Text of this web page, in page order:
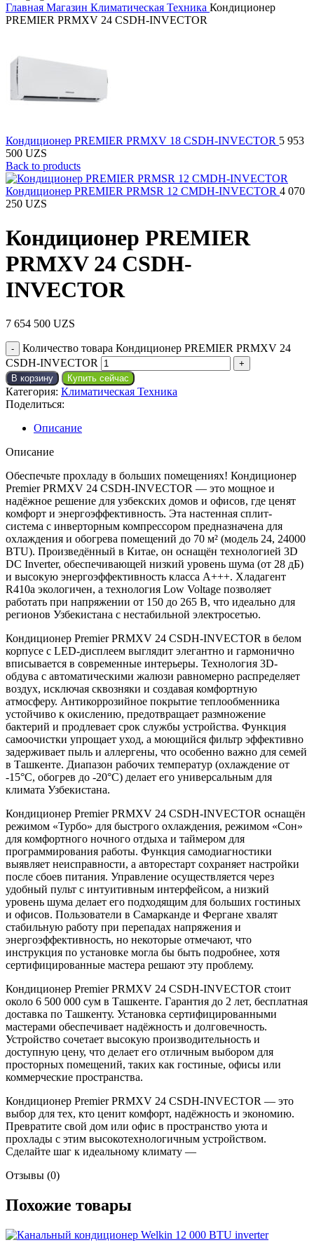
Главная Магазин Климатическая Техника Кондиционер
PREMIER PRMXV 24 CSDH-INVECTOR
Кондиционер PREMIER PRMXV 18 CSDH-INVECTOR 5 953
500 UZS
Back to products
Кондиционер PREMIER PRMSR 12 CMDH-INVECTOR 4 070
250 UZS
Кондиционер PREMIER
PRMXV 24 CSDH-
INVECTOR
7 654 500 UZS
Количество товара Кондиционер PREMIER PRMXV 24
CSDH-INVECTOR
В корзину Купить сейчас
Категория: Климатическая Техника
Поделиться:
Описание
Описание
Обеспечьте прохладу в больших помещениях! Кондиционер
Premier PRMXV 24 CSDH-INVECTOR — это мощное и
надёжное решение для узбекских домов и офисов, где ценят
комфорт и энергоэффективность. Эта настенная сплит-
система с инверторным компрессором предназначена для
охлаждения и обогрева помещений до 70 м² (модель 24, 24000
BTU). Произведённый в Китае, он оснащён технологией 3D
DC Inverter, обеспечивающей низкий уровень шума (от 28 дБ)
и высокую энергоэффективность класса A+++. Хладагент
R410a экологичен, а технология Low Voltage позволяет
работать при напряжении от 150 до 265 В, что идеально для
регионов Узбекистана с нестабильной электросетью.
Кондиционер Premier PRMXV 24 CSDH-INVECTOR в белом
корпусе с LED-дисплеем выглядит элегантно и гармонично
вписывается в современные интерьеры. Технология 3D-
обдува с автоматическими жалюзи равномерно распределяет
воздух, исключая сквозняки и создавая комфортную
атмосферу. Антикоррозийное покрытие теплообменника
устойчиво к окислению, предотвращает размножение
бактерий и продлевает срок службы устройства. Функция
самоочистки упрощает уход, а моющийся фильтр эффективно
задерживает пыль и аллергены, что особенно важно для семей
в Ташкенте. Диапазон рабочих температур (охлаждение от
-15°C, обогрев до -20°C) делает его универсальным для
климата Узбекистана.
Кондиционер Premier PRMXV 24 CSDH-INVECTOR оснащён
режимом «Турбо» для быстрого охлаждения, режимом «Сон»
для комфортного ночного отдыха и таймером для
программирования работы. Функция самодиагностики
выявляет неисправности, а авторестарт сохраняет настройки
после сбоев питания. Управление осуществляется через
удобный пульт с интуитивным интерфейсом, а низкий
уровень шума делает его подходящим для больших гостиных
и офисов. Пользователи в Самарканде и Фергане хвалят
стабильную работу при перепадах напряжения и
энергоэффективность, но некоторые отмечают, что
инструкция по установке могла бы быть подробнее, хотя
сертифицированные мастера решают эту проблему.
Кондиционер Premier PRMXV 24 CSDH-INVECTOR стоит
около 6 500 000 сум в Ташкенте. Гарантия до 2 лет, бесплатная
доставка по Ташкенту. Установка сертифицированными
мастерами обеспечивает надёжность и долговечность.
Устройство сочетает высокую производительность и
доступную цену, что делает его отличным выбором для
просторных помещений, таких как гостиные, офисы или
коммерческие пространства.
Кондиционер Premier PRMXV 24 CSDH-INVECTOR — это
выбор для тех, кто ценит комфорт, надёжность и экономию.
Превратите свой дом или офис в пространство уюта и
прохлады с этим высокотехнологичным устройством.
Сделайте шаг к идеальному климату —
Отзывы (0)
Похожие товары